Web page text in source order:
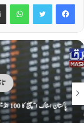
Facebook
Twitter
باصلاحیت نوجوان ملک